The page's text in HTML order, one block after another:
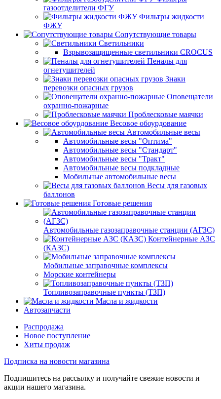
газоотделители ФГУ
Фильтры жидкости
ФЖУ
Сопутствующие товары
Светильники
Взрывозащищенные светильники CROCUS
Пеналы для
огнетушителей
Знаки
перевозки опасных грузов
Оповещатели
охранно-пожарные
Проблесковые маячки
Весовое обоурдование
Автомобильные весы
Автомобильные весы "Оптима"
Автомобильные весы "Стандарт"
Автомобильные весы "Тракт"
Автомобильные весы подкладные
Мобильные автомобильные весы
Весы для газовых
баллонов
Готовые решения
Автомобильные газозаправочные станции (АГЗС)
Контейнерные АЗС
(КАЗС)
Мобильные заправочные комплексы
Морские контейнеры
Топливозаправочные пункты (ТЗП)
Масла и жидкости
Автозапчасти
Распродажа
Новое поступление
Хиты продаж
Подписка на новости магазина
Подпишитесь на рассылку и получайте свежие новости и
акции нашего магазина.